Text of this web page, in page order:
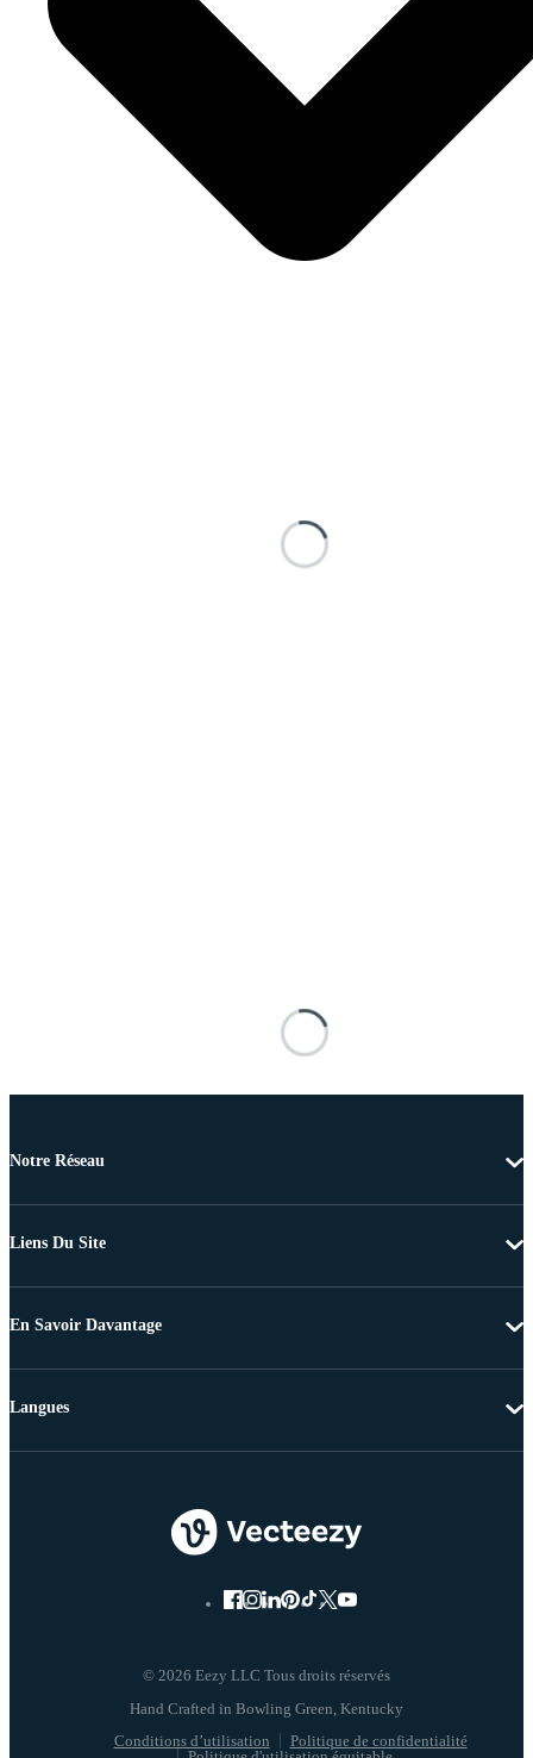
Notre Réseau
Liens Du Site
En Savoir Davantage
© 2026 Eezy LLC Tous droits réservés
Conditions d’utilisation
Politique de confidentialité
Langues